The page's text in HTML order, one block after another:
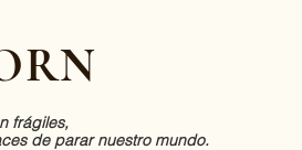
frágiles,
de parar nuestro mundo.